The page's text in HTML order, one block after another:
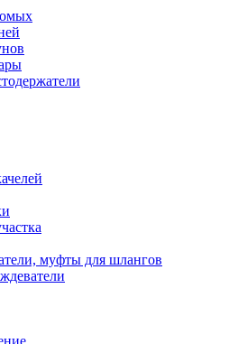
муфты для шлангов